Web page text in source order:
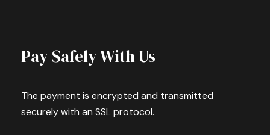
Pay Safely With Us
The payment is encrypted and transmitted
securely with an SSL protocol.